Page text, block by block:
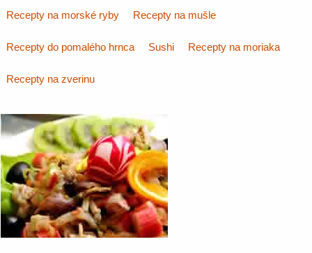
Recepty na morské ryby Recepty na mušle
Recepty do pomalého hrnca Sushi Recepty na moriaka
Recepty na zverinu